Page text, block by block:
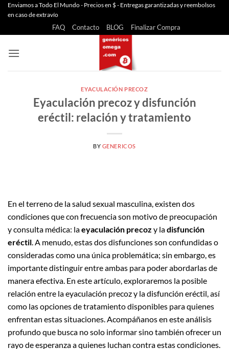
Saltar
Enviamos a Todo El Mundo - Precios en $ - Entregas garantizadas y reembolsos
en caso de extravío
FAQ Contacto BLOG Finalizar Compra
EYACULACIÓN PRECOZ
Eyaculación precoz y disfunción
eréctil: relación y tratamiento
BY GENERICOS
En el terreno de la salud sexual masculina, existen dos
condiciones que con frecuencia son motivo de preocupación
y consulta médica: laeyaculación precoz y ladisfunción
eréctil. A menudo, estas dos disfunciones son confundidas o
consideradas como una única problemática; sin embargo, es
importante distinguir entre ambas para poder abordarlas de
manera efectiva. En este artículo, exploraremos la posible
relación entre la eyaculación precoz y la disfunción eréctil, así
como las opciones de tratamiento disponibles para quienes
enfrentan estas situaciones. Acompáñanos en este análisis
profundo que busca no solo informar sino también ofrecer un
rayo de esperanza a quienes luchan contra estas condiciones.